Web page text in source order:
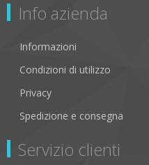
Info azienda
Informazioni
Condizioni di utilizzo
Privacy
Spedizione e consegna
Servizio clienti